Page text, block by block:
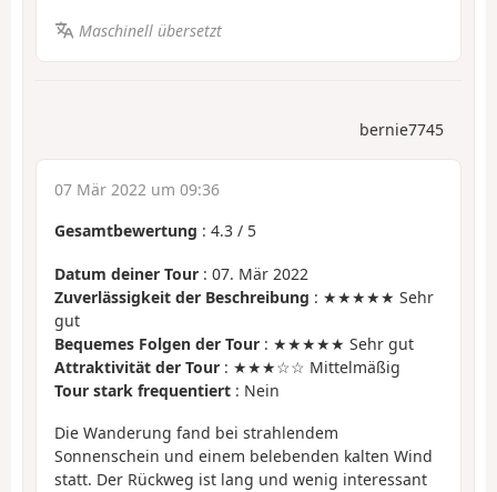
Maschinell übersetzt
bernie7745
07 Mär 2022 um 09:36
Gesamtbewertung : 4.3 / 5
Datum deiner Tour : 07. Mär 2022
Zuverlässigkeit der Beschreibung : ★★★★★ Sehr
gut
Bequemes Folgen der Tour : ★★★★★ Sehr gut
Attraktivität der Tour : ★★★☆☆ Mittelmäßig
Tour stark frequentiert : Nein
Die Wanderung fand bei strahlendem
Sonnenschein und einem belebenden kalten Wind
statt. Der Rückweg ist lang und wenig interessant